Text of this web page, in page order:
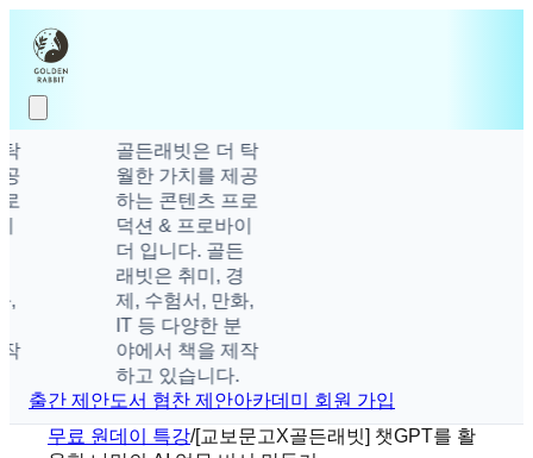
골든래빗은 더 탁
월한 가치를 제공
하는 콘텐츠 프로
덕션 & 프로바이
더 입니다. 골든
래빗은 취미, 경
제, 수험서, 만화,
IT 등 다양한 분
야에서 책을 제작
하고 있습니다.
출간 제안도서 협찬 제안아카데미 회원 가입
무료 원데이 특강/[교보문고X골든래빗] 챗GPT를 활